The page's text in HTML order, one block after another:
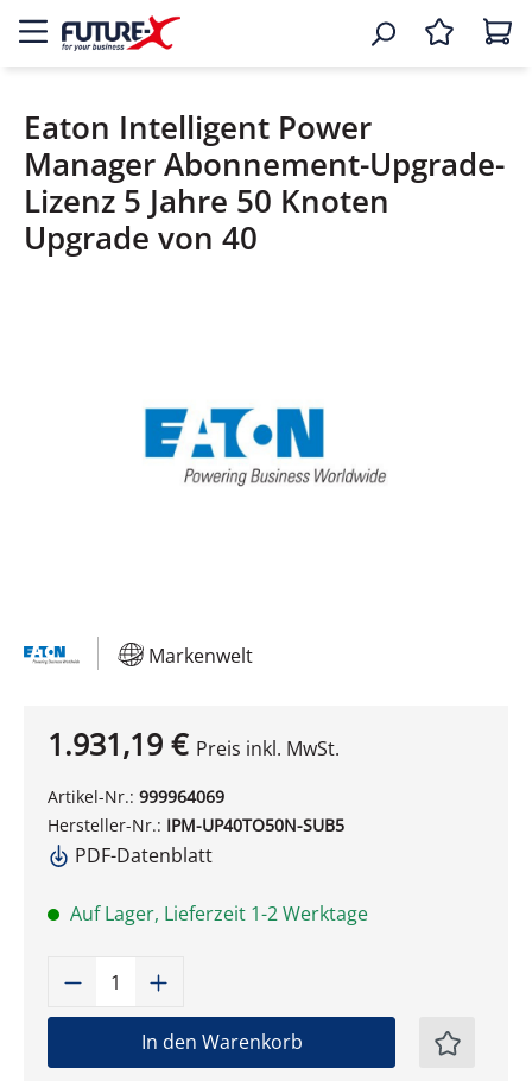
Eaton Intelligent Power
Manager Abonnement-Upgrade-
Lizenz 5 Jahre 50 Knoten
Upgrade von 40
Markenwelt
1.931,19 € Preis inkl. MwSt.
Artikel-Nr.: 999964069
Hersteller-Nr.: IPM-UP40TO50N-SUB5
PDF-Datenblatt
Auf Lager, Lieferzeit 1-2 Werktage
Produkt Anzahl: Gib den
In den Warenkorb